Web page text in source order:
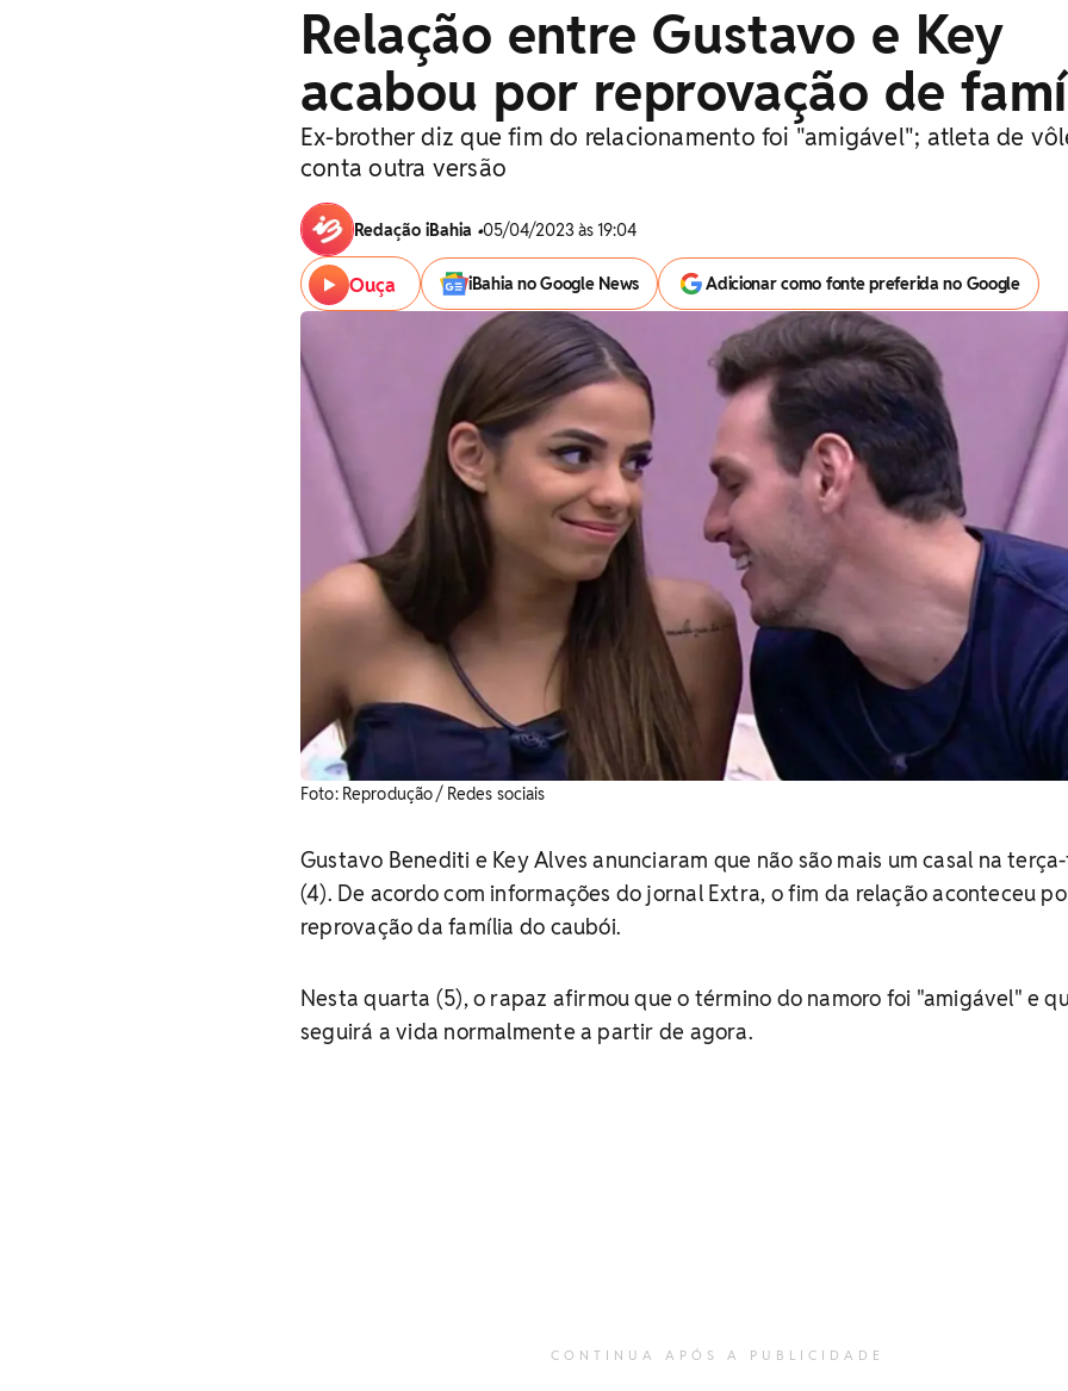
Relação entre Gustavo e Key
acabou por reprovação de
Ex-brother diz que fim do relacionamento foi "amigável"; atleta de
conta outra versão
Redação iBahia •05/04/2023 às 19:04
Ouça iBahia no Google News Adicionar como fonte preferida no Google
Foto: Reprodução / Redes sociais
Gustavo Benediti e Key Alves anunciaram que não são mais um casal na
(4). De acordo com informações do jornal Extra, o fim da relação aconteceu
reprovação da família do caubói.
Nesta quarta (5), o rapaz afirmou que o término do namoro foi "amigável" e
seguirá a vida normalmente a partir de agora.
CONTINUA APÓS A PUBLICIDADE